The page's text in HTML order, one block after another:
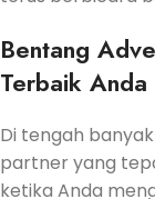
Bentang
Terbaik Anda
Di tengah
partner yang
ketika Anda